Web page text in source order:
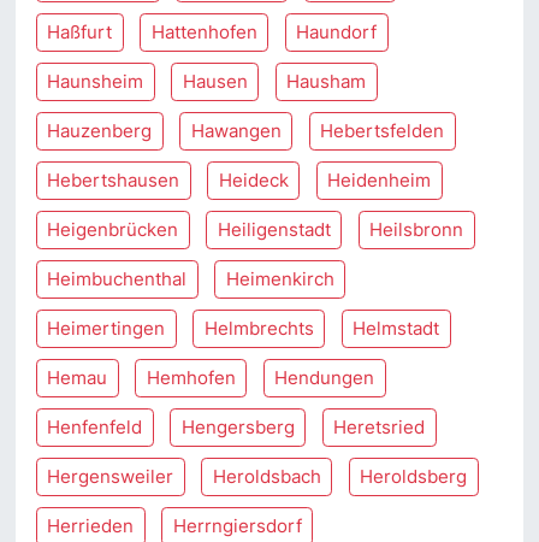
Haßfurt Hattenhofen Haundorf
Haunsheim Hausen Hausham
Hauzenberg Hawangen Hebertsfelden
Hebertshausen Heideck Heidenheim
Heigenbrücken Heiligenstadt Heilsbronn
Heimbuchenthal Heimenkirch
Heimertingen Helmbrechts Helmstadt
Hemau Hemhofen Hendungen
Henfenfeld Hengersberg Heretsried
Hergensweiler Heroldsbach Heroldsberg
Herrieden Herrngiersdorf